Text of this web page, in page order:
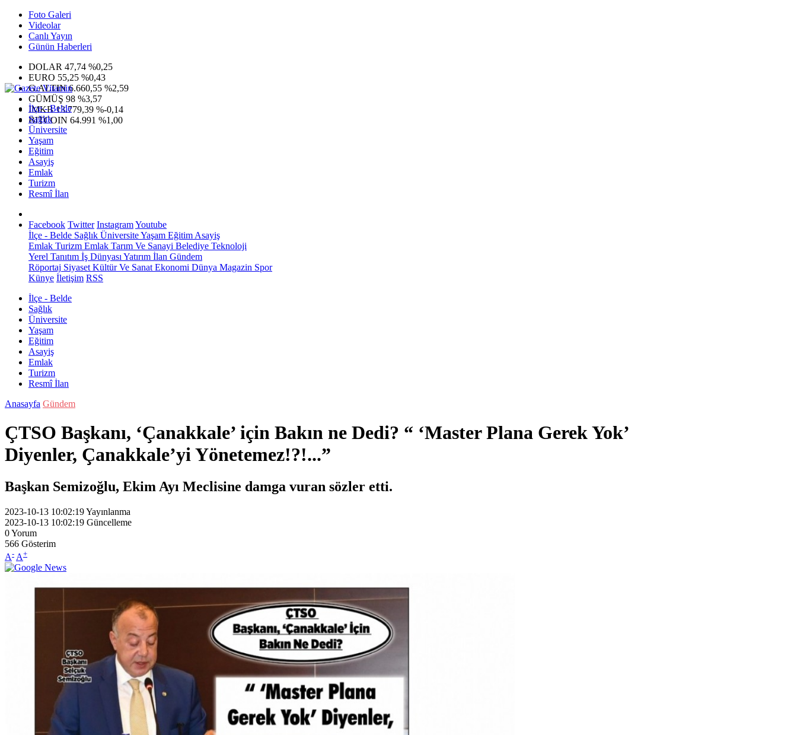
Foto Galeri
Videolar
Canlı Yayın
Günün Haberleri
DOLAR 47,74 %0,25
EURO 55,25 %0,43
G.ALTIN6.660,55 %2,59
GÜMÜŞ 98 %3,57
IMKB13.779,39 %-0,14
BITCOIN 64.991 %1,00
İlçe - Belde
Sağlık
Üniversite
Yaşam
Eğitim
Asayiş
Emlak
Turizm
Resmî İlan
Facebook Twitter InstagramYoutube
İlçe - Belde Sağlık ÜniversiteYaşam Eğitim Asayiş
Emlak Turizm Emlak Tarım Ve Sanayi Belediye Teknoloji
Yerel Tanıtım İş Dünyası Yatırım İlan Gündem
Röportaj Siyaset Kültür Ve Sanat Ekonomi Dünya Magazin Spor
Künye İletişim RSS
İlçe - Belde
Sağlık
Üniversite
Yaşam
Eğitim
Asayiş
Emlak
Turizm
Resmî İlan
Anasayfa Gündem
ÇTSO Başkanı, ‘Çanakkale’ için Bakın ne Dedi? “ ‘Master Plana Gerek Yok’
Diyenler, Çanakkale’yi Yönetemez!?!...”
Başkan Semizoğlu, Ekim Ayı Meclisine damga vuran sözler etti.
2023-10-13 10:02:19Yayınlanma
2023-10-13 10:02:19 Güncelleme
0Yorum
566 Gösterim
A- A+